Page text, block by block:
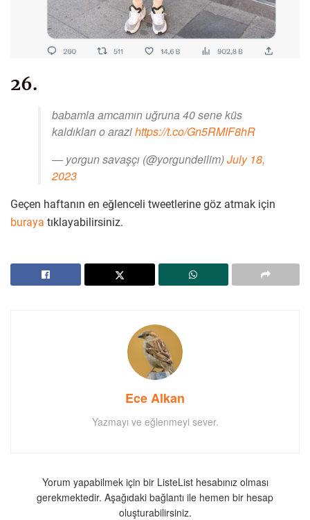
26.
babamla amcamın uğruna 40 sene küs
kaldıkları o arazihttps://t.co/Gn5RMIF8hR
— yorgun savaşçı (@yorgundeilim)July 18,
2023
Geçen haftanın en eğlenceli tweetlerine göz atmak için
buraya tıklayabilirsiniz.
Ece Alkan
Yazmayı ve eğlenmeyi sever.
Yorum yapabilmek için bir ListeList hesabınız olması
gerekmektedir. Aşağıdaki bağlantı ile hemen bir hesap
oluşturabilirsiniz.